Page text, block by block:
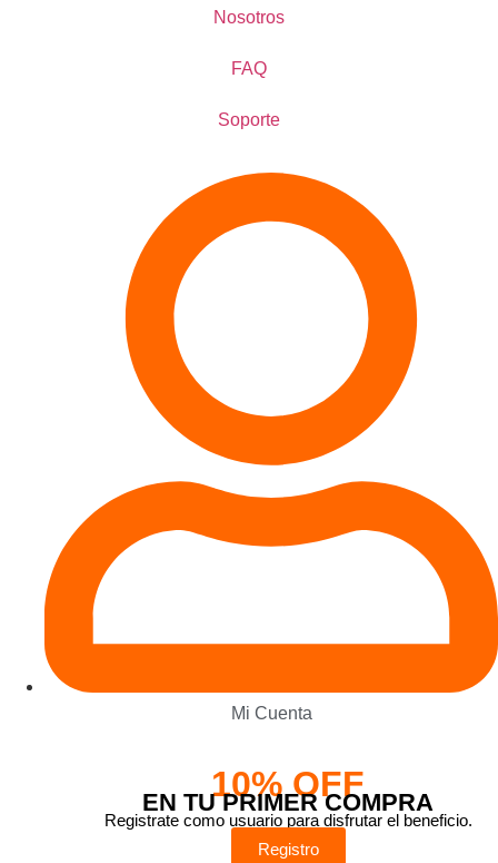
Nosotros
FAQ
Soporte
Mi Cuenta
10% OFF
EN TU PRIMER COMPRA
Registrate como usuario para disfrutar el beneficio.
Registro